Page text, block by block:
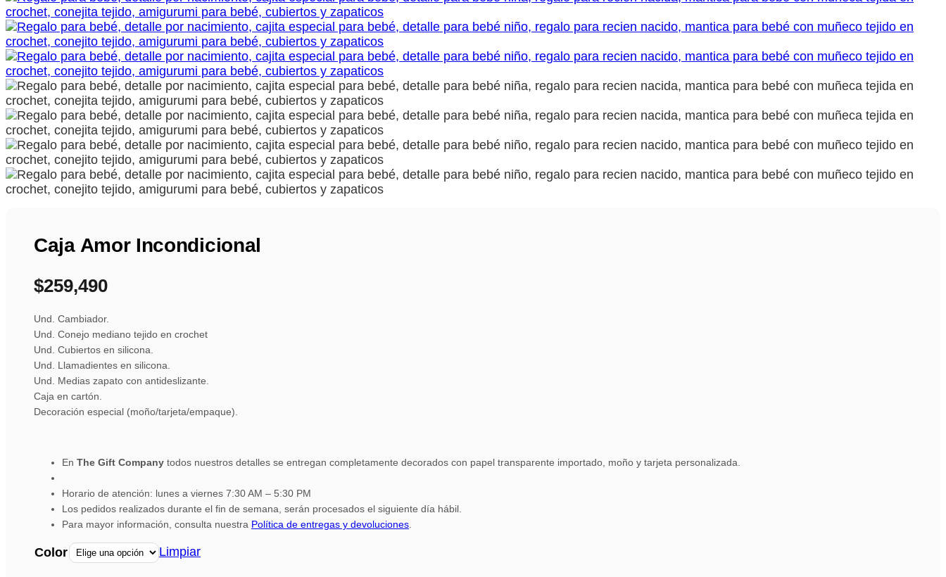
Caja Amor Incondicional
$259,490
Und. Cambiador.
Und. Conejo mediano tejido en crochet
Und. Cubiertos en silicona.
Und. Llamadientes en silicona.
Und. Medias zapato con antideslizante.
Caja en cartón.
Decoración especial (moño/tarjeta/empaque).
En The Gift Company todos nuestros detalles se entregan completamente decorados con papel transparente importado, moño y tarjeta personalizada.
Horario de atención: lunes a viernes 7:30 AM – 5:30 PM
Los pedidos realizados durante el fin de semana, serán procesados el siguiente día hábil.
Para mayor información, consulta nuestra Política de entregas y devoluciones.
Color Limpiar